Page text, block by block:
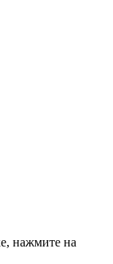
нажмите на